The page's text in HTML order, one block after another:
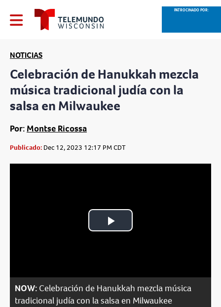
PATROCINADO POR:
NOTICIAS
Celebración de Hanukkah mezcla
música tradicional judía con la
salsa en Milwaukee
Por: Montse Ricossa
Publicado: Dec 12, 2023 12:17 PM CDT
Play
NOW: Celebración de Hanukkah mezcla música
tradicional judía con la salsa en Milwaukee